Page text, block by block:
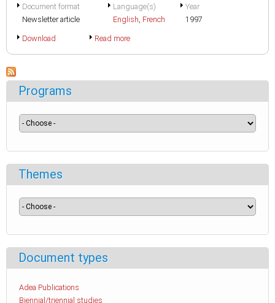
Document format
Newsletter article
Language(s)
English, French
Year
1997
Download Read more
Programs
Themes
Document types
Adea Publications
Biennial/triennial studies